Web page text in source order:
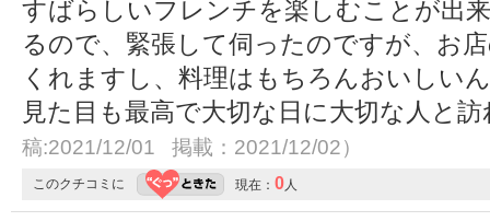
すばらしいフレンチを楽しむことが出
るので、緊張して伺ったのですが、お
くれますし、料理はもちろんおいしい
見た目も最高で大切な日に大切な人と
稿:2021/12/01 掲載：2021/12/02）
このクチコミに 現在： 0人